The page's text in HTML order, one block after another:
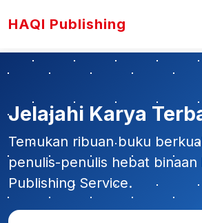
HAQI Publishing
Jelajahi Karya
Temukan ribuan buku
penulis-penulis hebat binaan
Publishing Service.